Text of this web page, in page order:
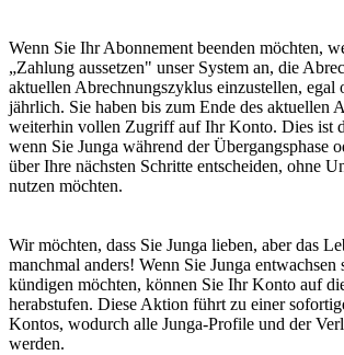
Wenn Sie Ihr Abonnement beenden möchten,
„Zahlung aussetzen" unser System an, die
aktuellen Abrechnungszyklus einzustellen, egal
jährlich. Sie haben bis zum Ende des aktuellen
weiterhin vollen Zugriff auf Ihr Konto. Dies ist
wenn Sie Junga während der Übergangsphase
über Ihre nächsten Schritte entscheiden, ohne
nutzen möchten.
Wir möchten, dass Sie Junga lieben, aber das
manchmal anders! Wenn Sie Junga entwachsen
kündigen möchten, können Sie Ihr Konto auf
herabstufen. Diese Aktion führt zu einer
Kontos, wodurch alle Junga-Profile und der
werden.